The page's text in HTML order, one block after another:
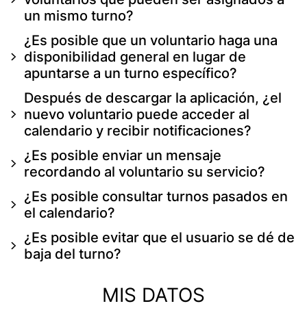
un mismo turno?
¿Es posible que un voluntario haga una
disponibilidad general en lugar de
apuntarse a un turno específico?
Después de descargar la aplicación, ¿el
nuevo voluntario puede acceder al
calendario y recibir notificaciones?
¿Es posible enviar un mensaje
recordando al voluntario su servicio?
¿Es posible consultar turnos pasados ​​en
el calendario?
¿Es posible evitar que el usuario se dé de
baja del turno?
MIS DATOS